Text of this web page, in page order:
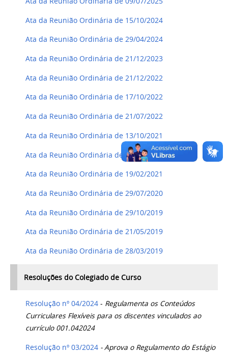
Ata da Reunião Ordinária de 15/10/2024
Ata da Reunião Ordinária de 29/04/2024
Ata da Reunião Ordinária de 21/12/2023
Ata da Reunião Ordinária de 21/12/2022
Ata da Reunião Ordinária de 17/10/2022
Ata da Reunião Ordinária de 21/07/2022
Ata da Reunião Ordinária de 13/10/2021
Ata da Reunião Ordinária de 16/07/2021
Ata da Reunião Ordinária de 19/02/2021
Ata da Reunião Ordinária de 29/07/2020
Ata da Reunião Ordinária de 29/10/2019
Ata da Reunião Ordinária de 21/05/2019
Ata da Reunião Ordinária de 28/03/2019
Resoluções do Colegiado de Curso
Resolução nº 04/2024 - Regulamenta os Conteúdos
Curriculares Flexíveis para os discentes vinculados ao
currículo 001.042024
Resolução nº 03/2024 -Aprova o Regulamento do Estágio